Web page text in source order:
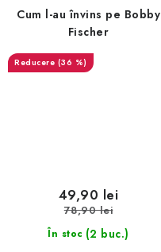
Cum l-au învins pe Bobby
Fischer
(36 %)
În stoc (2 buc.)
49,90 lei
78,90 lei